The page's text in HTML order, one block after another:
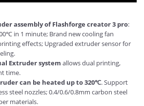
assembly of Flashforge creator 3 pro:
in 1 minute; Brand new cooling fan
effects; Upgraded extruder sensor for
Extruder system allows dual printing,
time.
can be heated up to 320℃. Support
steel nozzles; 0.4/0.6/0.8mm carbon steel
materials.